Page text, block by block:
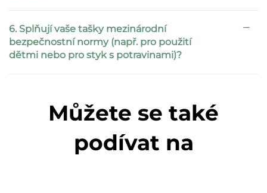
6. Splňují vaše tašky mezinárodní
bezpečnostní normy (např. pro použití
dětmi nebo pro styk s potravinami)?
Můžete se také
podívat na